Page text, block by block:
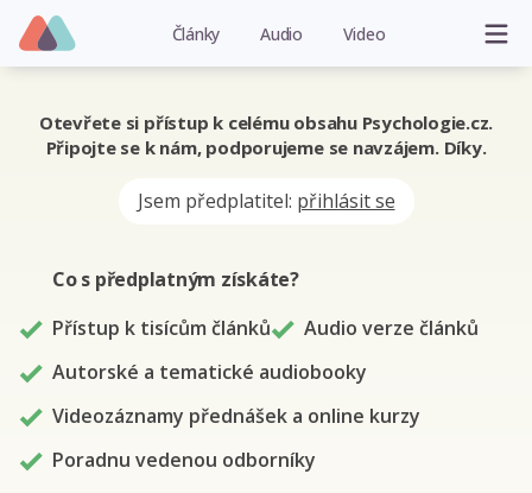
Články Audio Video
Otevřete si přístup k celému obsahu Psychologie.cz.
Připojte se k nám, podporujeme se navzájem. Díky.
Jsem předplatitel: přihlásit se
Co s předplatným získáte?
Přístup k tisícům článků
Audio verze článků
Autorské a tematické audiobooky
Videozáznamy přednášek a online kurzy
Poradnu vedenou odborníky